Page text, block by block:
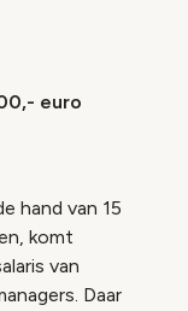
euro
hand van 15
komt
van
Daar